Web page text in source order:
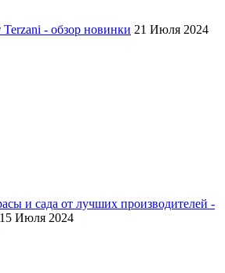
- обзор новинки 21 Июля 2024
и сада от лучших производителей -
15 Июля 2024